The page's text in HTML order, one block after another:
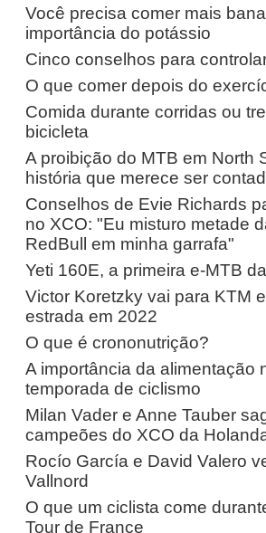
Você precisa comer mais
importância do potássio
Cinco conselhos para
O que comer depois do
Comida durante corridas ou
bicicleta
A proibição do MTB em North
história que merece ser
Conselhos de Evie Richards
no XCO: "Eu misturo metade
RedBull em minha garrafa"
Yeti 160E, a primeira e-MTB
Victor Koretzky vai para KTM
estrada em 2022
O que é crononutrição?
A importância da alimentação
temporada de ciclismo
Milan Vader e Anne Tauber
campeões do XCO da
Rocío García e David Valero
Vallnord
O que um ciclista come
Tour de France